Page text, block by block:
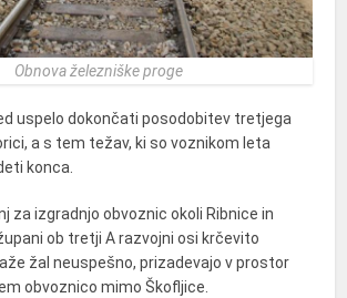
Obnova železniške proge
uspelo dokončati posodobitev tretjega
a s tem težav, ki so voznikom leta
konca.
za izgradnjo obvoznic okoli Ribnice in
ob tretji A razvojni osi krčevito
žal neuspešno, prizadevajo v prostor
obvoznico mimo Škofljice.